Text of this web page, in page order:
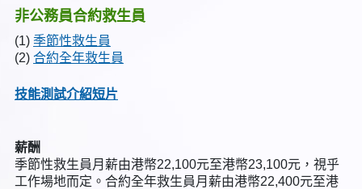
非公務員合約救生員
(1) 季節性救生員
(2) 合約全年救生員
技能測試介紹短片
薪酬
季節性救生員月薪由港幣22,100元至港幣23,100元，視乎
工作場地而定。合約全年救生員月薪由港幣22,400元至港